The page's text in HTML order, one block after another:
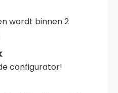
wordt binnen 2
configurator!